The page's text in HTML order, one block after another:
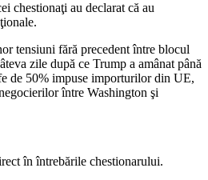
chestionaţi au declarat că au
tensiuni fără precedent între blocul
zile după ce Trump a amânat până
de 50% impuse importurilor din UE,
între Washington şi
în întrebările chestionarului.